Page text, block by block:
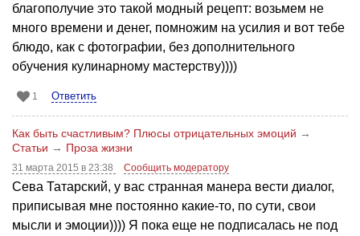
благополучие это такой модный рецепт: возьмем не
много времени и денег, помножим на усилия и вот тебе
блюдо, как с фотографии, без дополнительного
обучения кулинарному мастерству))))
1 Ответить
Как быть счастливым? Плюсы отрицательных эмоций →
Статьи → Проза жизни
31 марта 2015 в 23:38 Сообщить модератору
Сева Татарский, у вас странная манера вести диалог,
приписывая мне постоянно какие-то, по сути, свои
мысли и эмоции)))) Я пока еще не подписалась не под